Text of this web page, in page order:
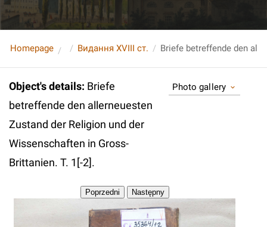
Homepage Видання XVIII ст.
Object's details: Briefe
betreffende den allerneuesten
Zustand der Religion und der
Wissenschaften in Gross-
Brittanien. T. 1[-2].
Photo gallery